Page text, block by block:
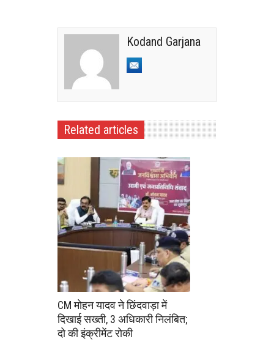
Kodand Garjana
Related articles
CM मोहन यादव ने छिंदवाड़ा में
दिखाई सख्ती, 3 अधिकारी निलंबित;
दो की इंक्रीमेंट रोकी